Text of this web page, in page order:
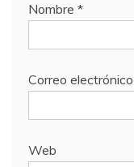
Nombre *
Correo electrónico
Web